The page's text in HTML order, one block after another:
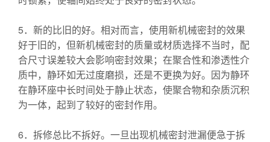
5．新的比旧的好。相对而言，使用新机械密封的效果
好于旧的，但新机械密封的质量或材质选择不当时，配
合尺寸误差较大会影响密封效果；在聚合性和渗透性介
质中，静环如无过度磨损，还是不更换为好。因为静环
在静环座中长时间处于静止状态，使聚合物和杂质沉积
为一体，起到了较好的密封作用。
6．拆修总比不拆好。一旦出现机械密封泄漏便急于拆